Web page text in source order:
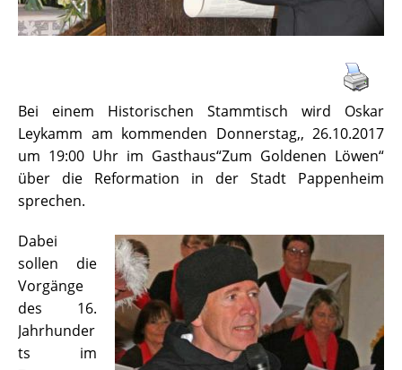
Bei einem Historischen Stammtisch wird Oskar
Leykamm am kommenden Donnerstag,, 26.10.2017
um 19:00 Uhr im Gasthaus“Zum Goldenen Löwen“
über die Reformation in der Stadt Pappenheim
sprechen.
Dabei
sollen die
Vorgänge
des 16.
Jahrhunder
ts im